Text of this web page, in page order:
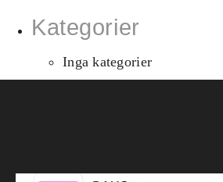
Kategorier
Inga kategorier